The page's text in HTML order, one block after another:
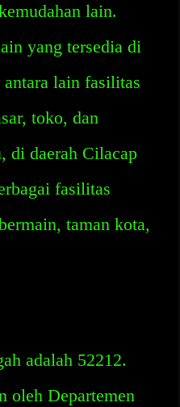
lain.
yang tersedia di
antara lain fasilitas
toko, dan
di daerah Cilacap
fasilitas
taman kota,
adalah 52212.
oleh Departemen